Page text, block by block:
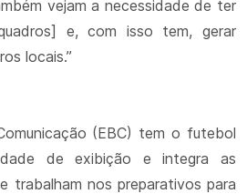
vejam a necessidade de ter
e, com isso tem, gerar
locais.”
(EBC) tem o futebol
de exibição e integra as
trabalham nos preparativos para